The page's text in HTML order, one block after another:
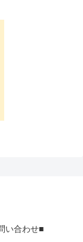
い合わせ■